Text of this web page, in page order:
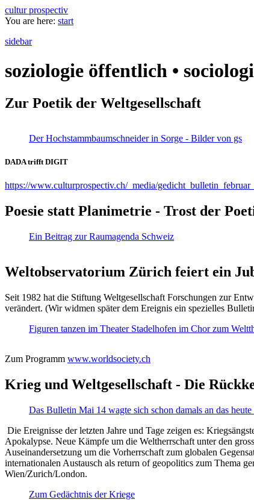
cultur prospectiv
You are here: start
sidebar
soziologie öffentlich •
Zur Poetik der Weltgesellschaft
Der Hochstammbaumschneider in Sorge - Bilder von gs
DADA trifft DIGIT
https://www.culturprospectiv.ch/_media/
Poesie statt Planimetrie - Trost der
Ein Beitrag zur Raumagenda Schweiz
Weltobservatorium Zürich feiert ein
Seit 1982 hat die Stiftung Weltgesellschaft Forschungen zur
verändert. (Wir widmen später dem Ereignis ein spezielles
Figuren tanzen im Theater Stadelhofen im Chor zum
Zum Programm www.worldsociety.ch
Krieg und Weltgesellschaft - Die
Das Bulletin Mai 14 wagte sich schon damals an das
Die Ereignisse der letzten Jahre und Tage zeigen es:
Apokalypse. Neue Kämpfe um die Weltherrschaft unter den
Auseinandersetzung um die Vorherrschaft zum globalen
internationalen Austausch als return of geopolitics zum Thema
Wien/Zurich/London.
Zum Gedächtnis der Kriege